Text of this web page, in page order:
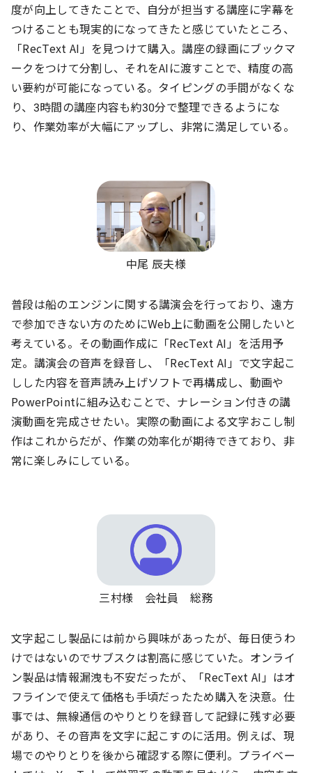
度が向上してきたことで、自分が担当する講座に字幕を
つけることも現実的になってきたと感じていたところ、
「RecText AI」を見つけて購入。講座の録画にブックマ
ークをつけて分割し、それをAIに渡すことで、精度の高
い要約が可能になっている。タイピングの手間がなくな
り、3時間の講座内容も約30分で整理できるようにな
り、作業効率が大幅にアップし、非常に満足している。
中尾 辰夫様
普段は船のエンジンに関する講演会を行っており、遠方
で参加できない方のためにWeb上に動画を公開したいと
考えている。その動画作成に「RecText AI」を活用予
定。講演会の音声を録音し、「RecText AI」で文字起こ
しした内容を音声読み上げソフトで再構成し、動画や
PowerPointに組み込むことで、ナレーション付きの講
演動画を完成させたい。実際の動画による文字おこし制
作はこれからだが、作業の効率化が期待できており、非
常に楽しみにしている。
三村様 会社員 総務
文字起こし製品には前から興味があったが、毎日使うわ
けではないのでサブスクは割高に感じていた。オンライ
ン製品は情報漏洩も不安だったが、「RecText AI」はオ
フラインで使えて価格も手頃だったため購入を決意。仕
事では、無線通信のやりとりを録音して記録に残す必要
があり、その音声を文字に起こすのに活用。例えば、現
場でのやりとりを後から確認する際に便利。プライベー